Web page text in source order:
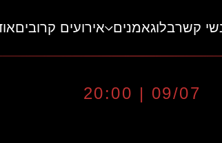
אירועים קרובים אמניםבלוגקשר
09/07 | 20:00